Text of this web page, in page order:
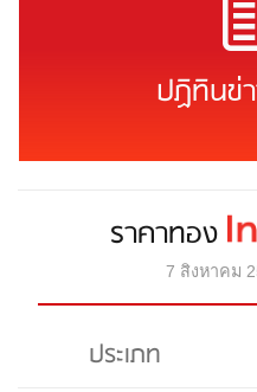
ปฏิทินข่
ราคาทอง
7 สิงหาคม
ประเภท